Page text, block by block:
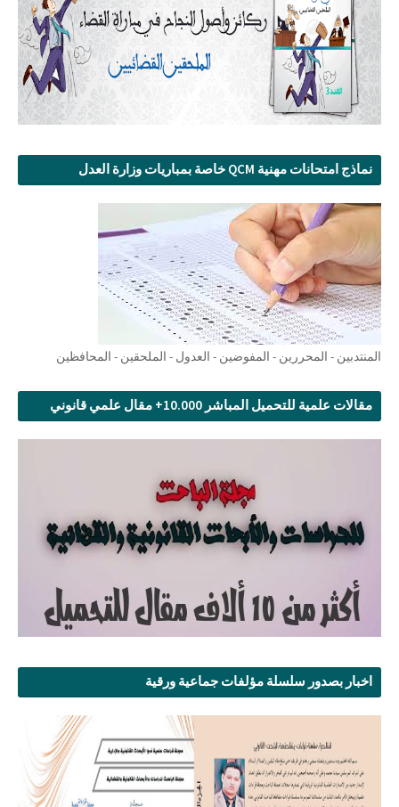
نماذج امتحانات مهنية QCM خاصة بمباريات وزارة العدل
المنتدبين - المحررين - المفوضين - العدول - الملحقين - المحافظين
مقالات علمية للتحميل المباشر 10.000+ مقال علمي قانوني
اخبار بصدور سلسلة مؤلفات جماعية ورقية